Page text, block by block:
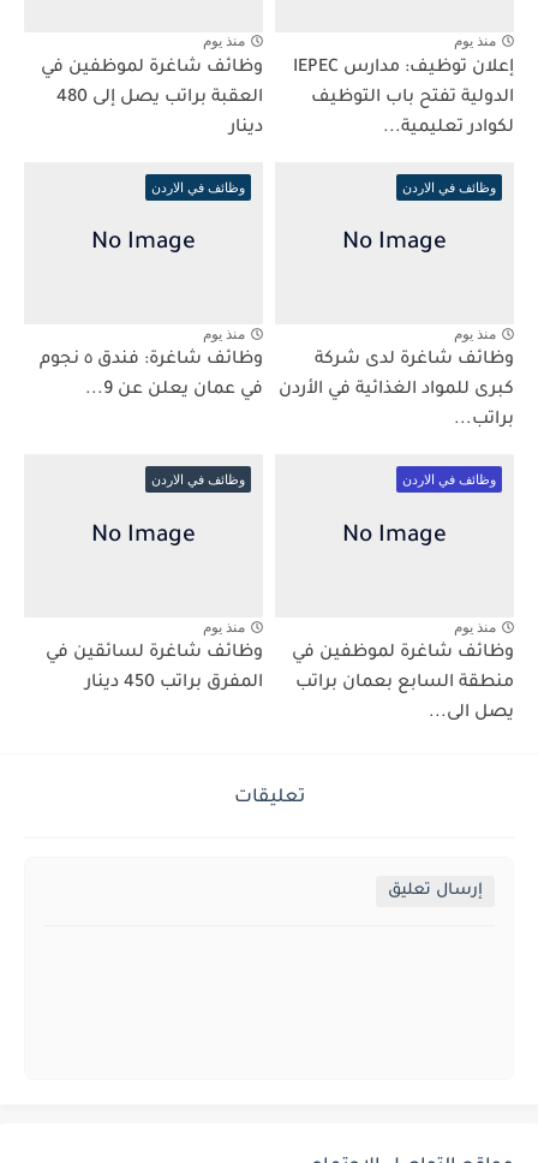
منذ يوم
إعلان توظيف: مدارس IEPEC
الدولية تفتح باب التوظيف
لكوادر تعليمية...
منذ يوم
وظائف شاغرة لموظفين في
العقبة براتب يصل إلى 480
دينار
وظائف في الاردن
منذ يوم
وظائف شاغرة لدى شركة
كبرى للمواد الغذائية في الأردن
براتب...
وظائف في الاردن
منذ يوم
وظائف شاغرة: فندق ٥ نجوم
في عمان يعلن عن 9...
وظائف في الاردن
منذ يوم
وظائف شاغرة لموظفين في
منطقة السابع بعمان براتب
يصل الى...
وظائف في الاردن
منذ يوم
وظائف شاغرة لسائقين في
المفرق براتب 450 دينار
تعليقات
إرسال تعليق